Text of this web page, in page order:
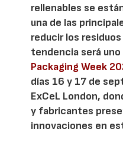
rellenables se
una de las
reducir los
tendencia será
Packaging Week
días 16 y 17 de
ExCeL London,
y fabricantes
innovaciones en